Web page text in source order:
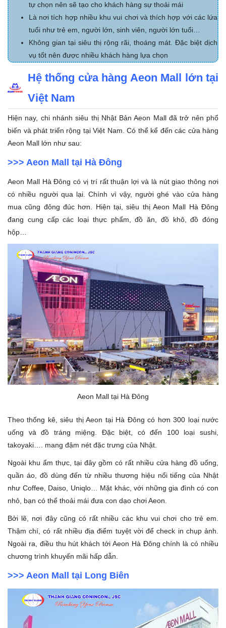
tự chọn nên sẽ tạo cho khách hàng sự thoải mái
Là nơi tích hợp nhiều khu vui chơi và thích hợp với các lứa
tuổi như trẻ em, người lớn, sinh viên, người lớn tuổi…
Không gian tại siêu thị rộng rãi, thoáng mát. Đặc biệt dịch
vụ tốt nên được nhiều khách hàng lựa chọn
Hệ thống cửa hàng Aeon Mall lớn tại
Việt Nam
Hiện nay, chi nhánh siêu thị Nhật Bản Aeon Mall đã trở nên phổ
biến và phát triển rộng tại Việt Nam. Có thể kể đến các cửa hàng
Aeon Mall lớn như sau:
>>> Aeon Mall tại Hà Đông
Aeon Mall Hà Đông có vị trí rất thuận lợi và là nút giao thông nơi
có nhiều người qua lại. Chính vì vậy, người ghé vào cửa hàng
mua cũng đông đúc hơn. Hiện tại, siêu thị Aeon Mall Hà Đông
đang cung cấp các loại thực phẩm, đồ ăn, đồ khô, đồ đóng
hộp…
Aeon Mall tại Hà Đông
Theo thống kê, siêu thị Aeon tại Hà Đông có hơn 300 loại nước
uống và đồ tráng miệng. Đặc biệt, có đến 100 loại sushi,
takoyaki…. mang đậm nét đặc trưng của Nhật.
Ngoài khu ẩm thực, tại đây gồm có rất nhiều cửa hàng đồ uống,
quần áo, đồ dùng đến từ nhiều thương hiệu nổi tiếng của Nhật
như Coffee, Daiso, Uniqlo… Mặt khác, với những gia đình có con
nhỏ, bạn có thể thoải mái đưa con dạo chơi Aeon.
Bởi lẽ, nơi đây cũng có rất nhiều các khu vui chơi cho trẻ em.
Thậm chí, có rất nhiều địa điểm tuyệt vời để check in chụp ảnh.
Ngoài ra, điều thu hút khách tới Aeon Hà Đông chính là có nhiều
chương trình khuyến mãi hấp dẫn.
>>> Aeon Mall tại Long Biên